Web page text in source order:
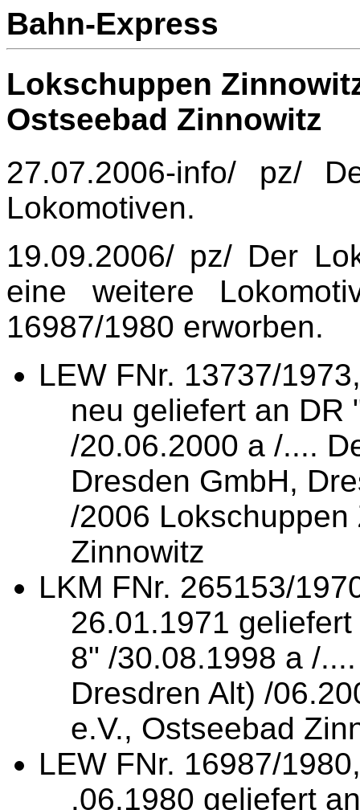
Bahn-Express
Lokschuppen
Ostseebad Zinnowitz
27.07.2006-info/ pz/
Lokomotiven.
19.09.2006/ pz/ Der
eine weitere
16987/1980 erworben.
LEW FNr. 13737/
neu geliefert an DR
/20.06.2000 a /....
Dresden GmbH,
/2006 Lokschuppen
Zinnowitz
LKM FNr. 265153/
26.01.1971
8" /30.08.1998 a /
Dresdren Alt) /
e.V., Ostseebad
LEW FNr. 16987/
.06.1980 geliefert